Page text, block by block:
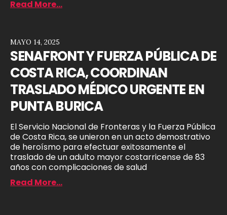
Read More...
SENAFRONT Y FUERZA PÚBLICA DE
COSTA RICA, COORDINAN
TRASLADO MÉDICO URGENTE EN
PUNTA BURICA
El Servicio Nacional de Fronteras y la Fuerza Pública
de Costa Rica, se unieron en un acto demostrativo
de heroísmo para efectuar exitosamente el
traslado de un adulto mayor costarricense de 83
años con complicaciones de salud
MAYO 14, 2025
Read More...